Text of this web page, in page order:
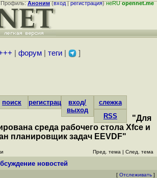
Профиль:Аноним(вход|регистрация)неRUopennet.me
форум| теги| ]
поиск регистрациявход/
выход
слежка
RSS
"Для
среда рабочего стола Xfce и
планировщик задач EEVDF"
Пред. тема | След. тема
новостей
[ Отслеживать ]